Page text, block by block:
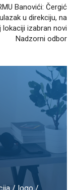
Banovići: Čergić
u direkciju, na
lokaciji izabran novi
Nadzorni odbor